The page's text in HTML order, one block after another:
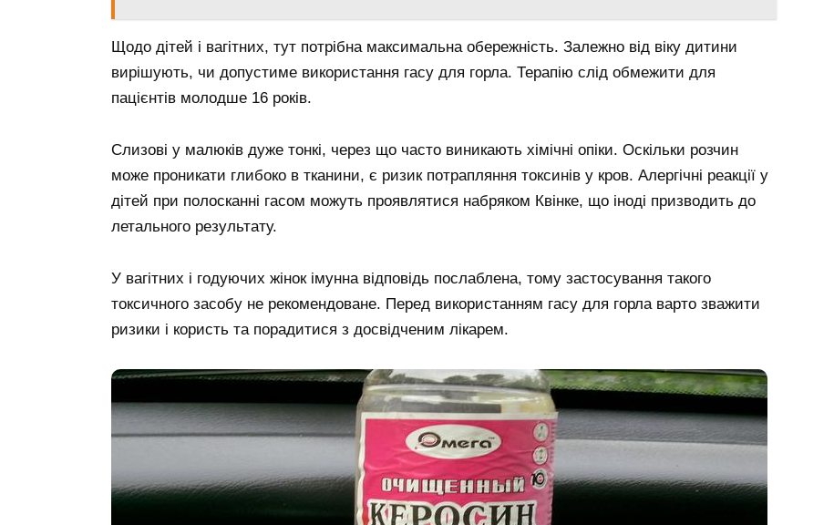
Щодо дітей і вагітних, тут потрібна максимальна обережність. Залежно від віку дитини
вирішують, чи допустиме використання гасу для горла. Терапію слід обмежити для
пацієнтів молодше 16 років.
Слизові у малюків дуже тонкі, через що часто виникають хімічні опіки. Оскільки розчин
може проникати глибоко в тканини, є ризик потрапляння токсинів у кров. Алергічні реакції у
дітей при полосканні гасом можуть проявлятися набряком Квінке, що іноді призводить до
летального результату.
У вагітних і годуючих жінок імунна відповідь послаблена, тому застосування такого
токсичного засобу не рекомендоване. Перед використанням гасу для горла варто зважити
ризики і користь та порадитися з досвідченим лікарем.